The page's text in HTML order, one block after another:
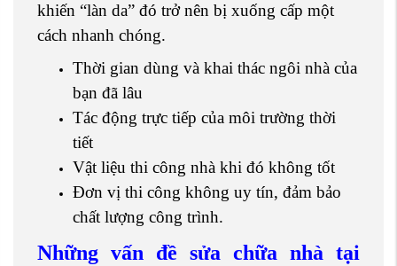
khiến “làn da” đó trở nên bị xuống cấp một
cách nhanh chóng.
Thời gian dùng và khai thác ngôi nhà của
bạn đã lâu
Tác động trực tiếp của môi trường thời
tiết
Vật liệu thi công nhà khi đó không tốt
Đơn vị thi công không uy tín, đảm bảo
chất lượng công trình.
Những vấn đề sửa chữa nhà tại